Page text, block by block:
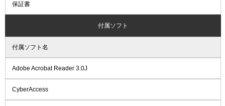
保証書
付属ソフト
付属ソフト名
Adobe Acrobat Reader 3.0J
CyberAccess